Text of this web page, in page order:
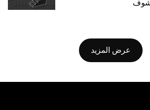
أو استخدامها بطريقة أخرى.
عرض المزيد